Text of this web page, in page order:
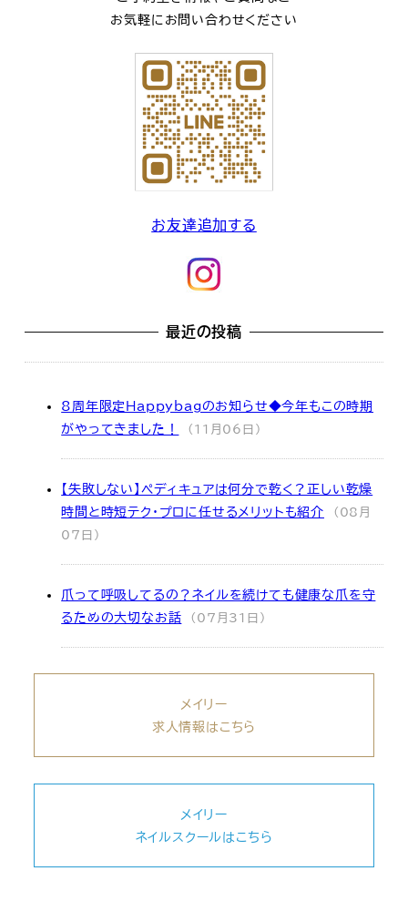
お気軽にお問い合わせください
お友達追加する
最近の投稿
8周年限定Happybagのお知らせ◆今年もこの時期
がやってきました！
(11月06日)
【失敗しない】ペディキュアは何分で乾く？正しい乾燥
時間と時短テク・プロに任せるメリットも紹介
(08月
07日)
爪って呼吸してるの？ネイルを続けても健康な爪を守
るための大切なお話
(07月31日)
メイリー
求人情報はこちら
メイリー
ネイルスクールはこちら